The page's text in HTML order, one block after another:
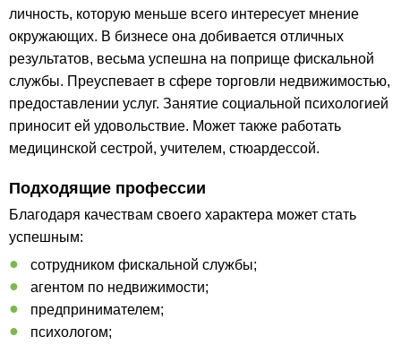
личность, которую меньше всего интересует мнение
окружающих. В бизнесе она добивается отличных
результатов, весьма успешна на поприще фискальной
службы. Преуспевает в сфере торговли недвижимостью,
предоставлении услуг. Занятие социальной психологией
приносит ей удовольствие. Может также работать
медицинской сестрой, учителем, стюардессой.
Подходящие профессии
Благодаря качествам своего характера может стать
успешным:
сотрудником фискальной службы;
агентом по недвижимости;
предпринимателем;
психологом;